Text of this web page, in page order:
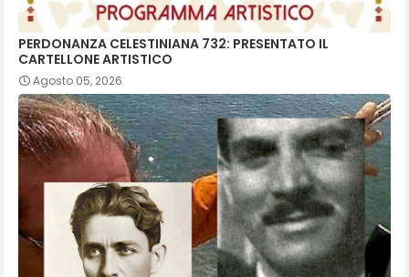
PERDONANZA CELESTINIANA 732: PRESENTATO IL
CARTELLONE ARTISTICO
Agosto 05, 2026